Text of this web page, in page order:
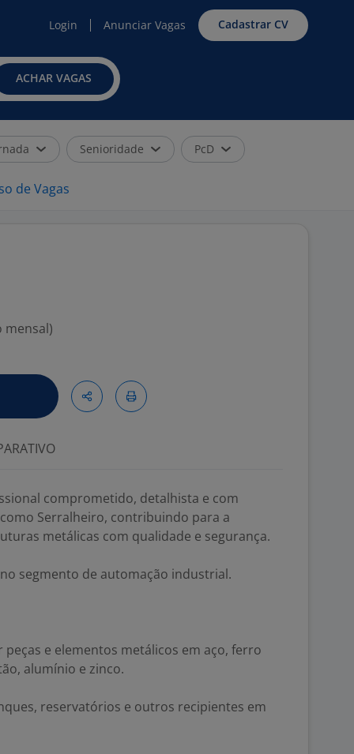
Login Anunciar Vagas Cadastrar CV
ACHAR VAGAS
Senioridade PcD
de Vagas
mensal)
comprometido, detalhista e com
Serralheiro, contribuindo para a
metálicas com qualidade e segurança.
segmento de automação industrial.
e elementos metálicos em aço, ferro
alumínio e zinco.
reservatórios e outros recipientes em